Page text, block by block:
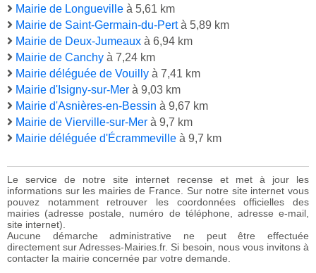
Mairie de Longueville à 5,61 km
Mairie de Saint-Germain-du-Pertà 5,89 km
Mairie de Deux-Jumeaux à 6,94 km
Mairie de Canchy à 7,24 km
Mairie déléguée de Vouilly à 7,41 km
Mairie d'Isigny-sur-Mer à 9,03 km
Mairie d'Asnières-en-Bessin à 9,67 km
Mairie de Vierville-sur-Mer à 9,7 km
Mairie déléguée d'Écrammeville à 9,7 km
Le service de notre site internet recense et met à jour les
informations sur les mairies de France. Sur notre site internet vous
pouvez notamment retrouver les coordonnées officielles des
mairies (adresse postale, numéro de téléphone, adresse e-mail,
site internet).
Aucune démarche administrative ne peut être effectuée
directement sur Adresses-Mairies.fr. Si besoin, nous vous invitons à
contacter la mairie concernée par votre demande.